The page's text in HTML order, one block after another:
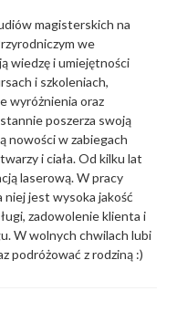
magisterskich na
we
wiedzę i umiejętności
i szkoleniach,
wyróżnienia oraz
poszerza swoją
nowości w zabiegach
i ciała. Od kilku lat
laserową. W pracy
niej jest wysoka jakość
zadowolenie klienta i
W wolnych chwilach lubi
podróżować z rodziną :)